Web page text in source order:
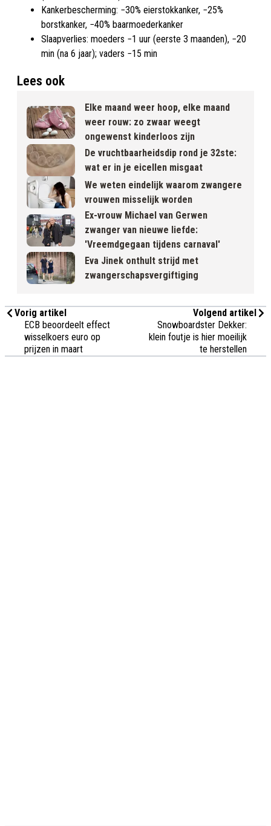
Kankerbescherming: −30% eierstokkanker, −25%
borstkanker, −40% baarmoederkanker​
Slaapverlies: moeders −1 uur (eerste 3 maanden), −20
min (na 6 jaar); vaders −15 min​
Lees ook
Elke maand weer hoop, elke maand
weer rouw: zo zwaar weegt
ongewenst kinderloos zijn
De vruchtbaarheidsdip rond je 32ste:
wat er in je eicellen misgaat
We weten eindelijk waarom zwangere
vrouwen misselijk worden
Ex-vrouw Michael van Gerwen
zwanger van nieuwe liefde:
'Vreemdgegaan tijdens carnaval'
Eva Jinek onthult strijd met
zwangerschapsvergiftiging
Vorig artikel
ECB beoordeelt effect
wisselkoers euro op
prijzen in maart
Volgend artikel
Snowboardster Dekker:
klein foutje is hier moeilijk
te herstellen